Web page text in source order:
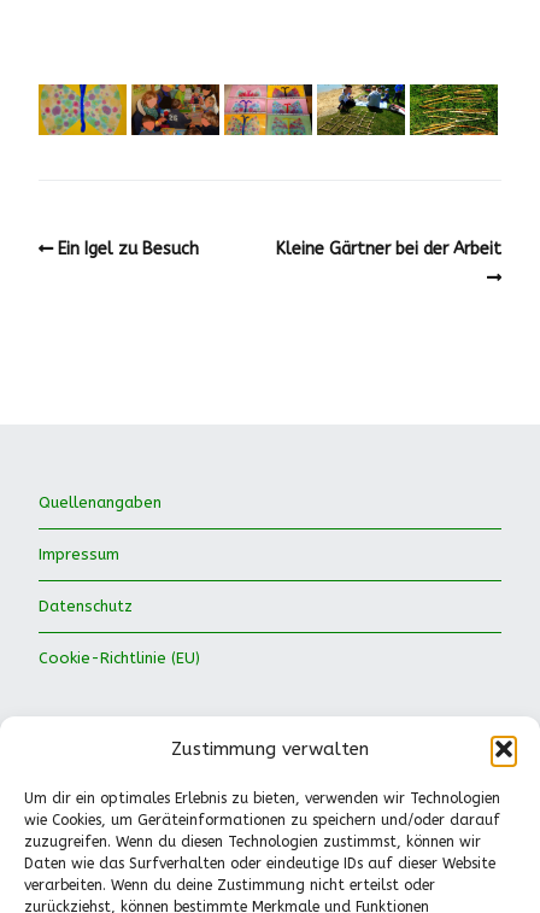
Zustimmung verwalten
Um dir ein optimales Erlebnis zu bieten, verwenden wir Technologien
wie Cookies, um Geräteinformationen zu speichern und/oder darauf
zuzugreifen. Wenn du diesen Technologien zustimmst, können wir
Daten wie das Surfverhalten oder eindeutige IDs auf dieser Website
verarbeiten. Wenn du deine Zustimmung nicht erteilst oder
zurückziehst, können bestimmte Merkmale und Funktionen
Ein Igel zu Besuch Kleine Gärtner bei der Arbeit
Quellenangaben
Impressum
Datenschutz
Cookie-Richtlinie (EU)
Waldkinder Ismaning e.V.
Dorfstraße 66
85737 Ismaning